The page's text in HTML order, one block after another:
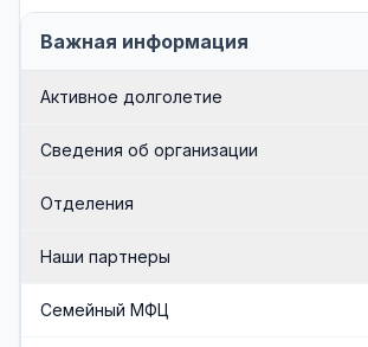
Важная информация
Активное долголетие
Мероприятия
Активное долголетие
Сведения об организации
Об организации
Сведения об организации
Доска почета
Отделения
Отделение социальной
Отделение профилактики
Наши партнеры
Попечительский совет
Семейный МФЦ